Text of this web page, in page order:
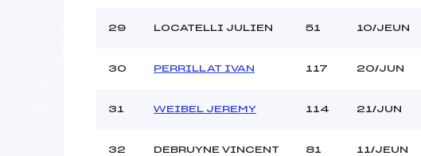
29 LOCATELLI JULIEN 51 10/JEUN
30 PERRILLAT IVAN 117 20/JUN
31 WEIBEL JEREMY 114 21/JUN
32 DEBRUYNE VINCENT 81 11/JEUN